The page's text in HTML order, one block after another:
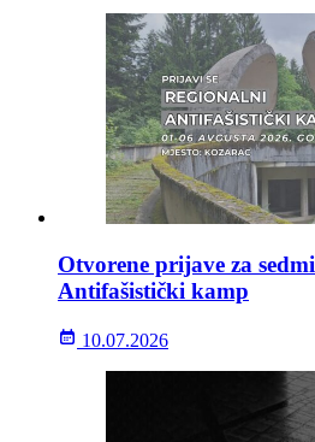
Otvorene prijave za
Antifašistički kamp
10.07.2026